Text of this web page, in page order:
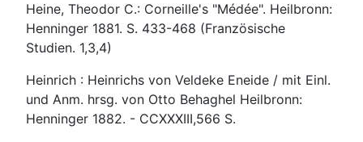
Heine, Theodor C.: Corneille's "Médée". Heilbronn:
Henninger 1881. S. 433-468 (Französische
Studien. 1,3,4)
Heinrich : Heinrichs von Veldeke Eneide / mit Einl.
und Anm. hrsg. von Otto Behaghel Heilbronn:
Henninger 1882. - CCXXXIII,566 S.